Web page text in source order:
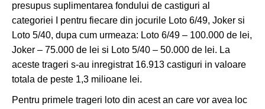
presupus suplimentarea fondului de castiguri al
categoriei I pentru fiecare din jocurile Loto 6/49, Joker si
Loto 5/40, dupa cum urmeaza: Loto 6/49 – 100.000 de lei,
Joker – 75.000 de lei si Loto 5/40 – 50.000 de lei. La
aceste trageri s-au inregistrat 16.913 castiguri in valoare
totala de peste 1,3 milioane lei.
Pentru primele trageri loto din acest an care vor avea loc